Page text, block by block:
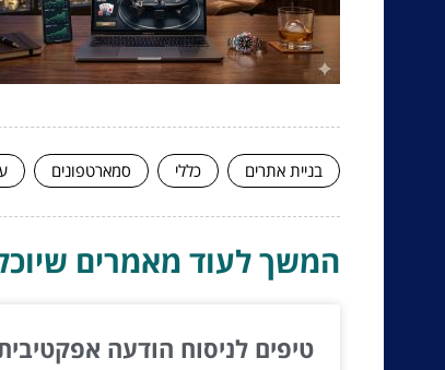
בניית אתרים כללי סמארטפונים
המשך לעוד מאמרים
טיפים לניסוח הודעה